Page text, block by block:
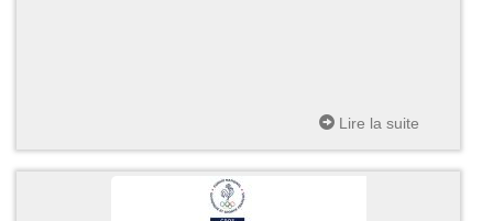
Lire la suite